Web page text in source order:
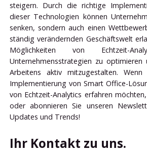
steigern. Durch die richtige
dieser Technologien können
senken, sondern auch einen
ständig verändernden Geschäftswelt
Möglichkeiten von Echtzeit-
Unternehmensstrategien zu
Arbeitens aktiv mitzugestalten.
Implementierung von Smart Office-
von Echtzeit-Analytics erfahren
oder abonnieren Sie unseren
Updates und Trends!
Ihr Kontakt zu uns.